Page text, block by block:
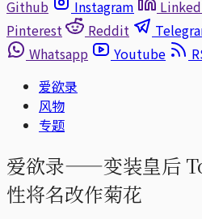
Github
Instagram
Pinterest
Reddit
Whatsapp
Youtube
爱欲录
风物
专题
爱欲录——变装皇后
性将名改作菊花